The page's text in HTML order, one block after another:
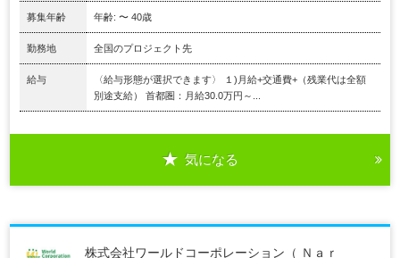
募集年齢 年齢: 〜 40歳
勤務地 全国のプロジェクト先
給与
〈給与形態が選択できます〉 １)月給+交通費+（残業代は全額
別途支給） 首都圏：月給30.0万円～...
気になる
株式会社ワールドコーポレーション（ Ｎａｒ